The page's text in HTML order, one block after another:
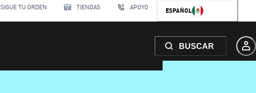
SIGUE TU ORDEN TIENDAS APOYO ESPAÑOL
BUSCAR